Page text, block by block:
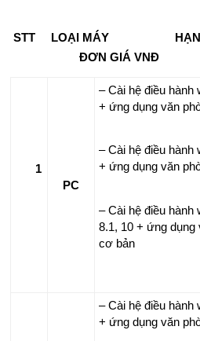
STT LOẠI MÁY
ĐƠN GIÁ VNĐ
1
PC
– Cài hệ điều hành
+ ứng dụng văn
– Cài hệ điều hành
+ ứng dụng văn
– Cài hệ điều hành
8.1, 10 + ứng dụng
cơ bản
– Cài hệ điều hành
+ ứng dụng văn